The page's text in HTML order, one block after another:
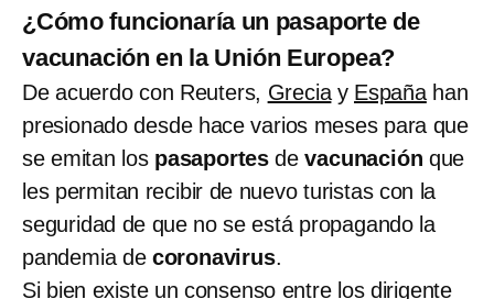
¿Cómo funcionaría un pasaporte de
vacunación en la Unión Europea?
De acuerdo con Reuters, Greciay Españahan
presionado desde hace varios meses para que
se emitan los pasaportes devacunación que
les permitan recibir de nuevo turistas con la
seguridad de que no se está propagando la
pandemia de coronavirus.
Si bien existe un consenso entre los dirigente